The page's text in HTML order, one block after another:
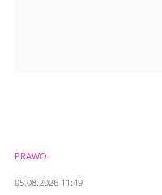
PRAWO
05.08.2026 11:49